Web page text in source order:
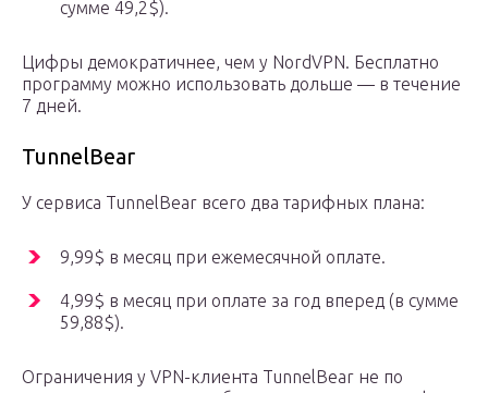
сумме 49,2$).
Цифры демократичнее, чем у NordVPN. Бесплатно
программу можно использовать дольше — в течение
7 дней.
TunnelBear
У сервиса TunnelBear всего два тарифных плана:
9,99$ в месяц при ежемесячной оплате.
4,99$ в месяц при оплате за год вперед (в сумме
59,88$).
Ограничения у VPN-клиента TunnelBear не по